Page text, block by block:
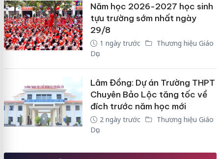
Năm học 2026-2027 học sinh
tựu trường sớm nhất ngày
29/8
1 ngày trước
Thương hiệu Giáo
Dục
Lâm Đồng: Dự án Trường THPT
Chuyên Bảo Lộc tăng tốc về
đích trước năm học mới
2 ngày trước
Thương hiệu Giáo
Dục